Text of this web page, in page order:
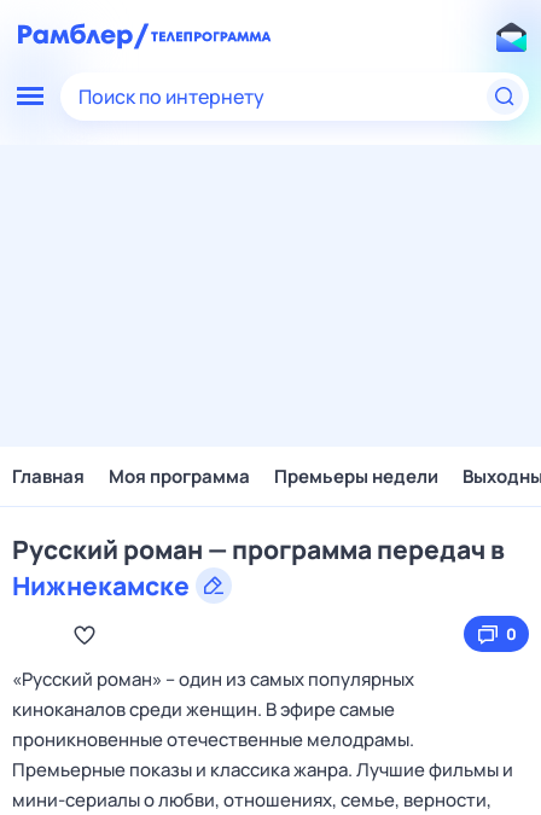
Поиск по интернету
Главная Моя программа Премьеры недели
Русский роман — программа передач в
Нижнекамске
0
«Русский роман» – один из самых популярных
киноканалов среди женщин. В эфире самые
проникновенные отечественные мелодрамы.
Премьерные показы и классика жанра. Лучшие фильмы и
мини-сериалы о любви, отношениях, семье, верности,